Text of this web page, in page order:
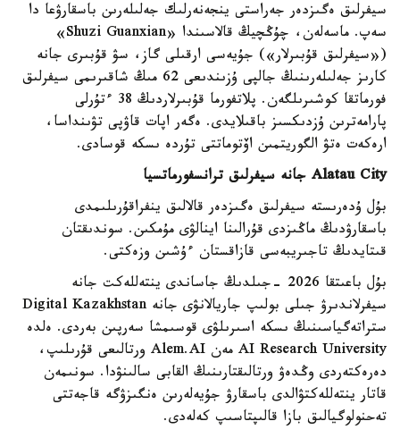
سيفرلىق ەگىزدەر جەراستى ينجەنەرلىك جەلىلەرىن باسقارۋعا دا
سەپ. ماسەلەن، چۇڭچيڭ قالاسىندا «Shuzi Guanxian»
(«سيفرلىق قۇبىرلار») جۇيەسى ارقىلى گاز، سۋ قۇبىرى جانە
كارىز جەلىلەرىنىڭ جالپى ۇزىندىعى 62 مىڭ شاقىرىمى سيفرلىق
فورماتقا كوشىرىلگەن. پلاتفورما قۇبىرلاردىڭ 38 ءتۇرلى
پارامەترىن ۇزدىكسىز باقىلايدى. ەگەر اپات قاۋپى تۋىنداسا،
ارەكەت ەتۋ الگوريتمىن اۆتوماتتى تۇردە ىسكە قوسادى.
Alatau City جانە سيفرلىق ترانسفورماتسيا
بۇل ۇدەرىستە سيفرلىق ەگىزدەر قالالىق ينفراقۇرىلىمدى
باسقارۋدىڭ ماڭىزدى قۇرالىنا اينالۋى مۇمكىن. سوندىقتان
قىتايدىڭ تاجىريبەسى قازاقستان ءۇشىن وزەكتى.
بۇل باعىتقا 2026 -جىلدىڭ جاساندى ينتەللەكت جانە
سيفرلاندىرۋ جىلى بولىپ جاريالانۋى جانە Digital Kazakhstan
ستراتەگياسىنىڭ ىسكە اسىرىلۋى قوسىمشا سەرپىن بەردى. ەلدە
AI Research University مەن Alem.AI ورتالىعى قۇرىلىپ،
دەرەكتەردى وڭدەۋ ورتالىقتارىنىڭ القابى سالىنۋدا. سونىمەن
قاتار ينتەللەكتۋالدى باسقارۋ جۇيەلەرىن ەنگىزۋگە قاجەتتى
تەحنولوگيالىق بازا قالىپتاسىپ كەلەدى.